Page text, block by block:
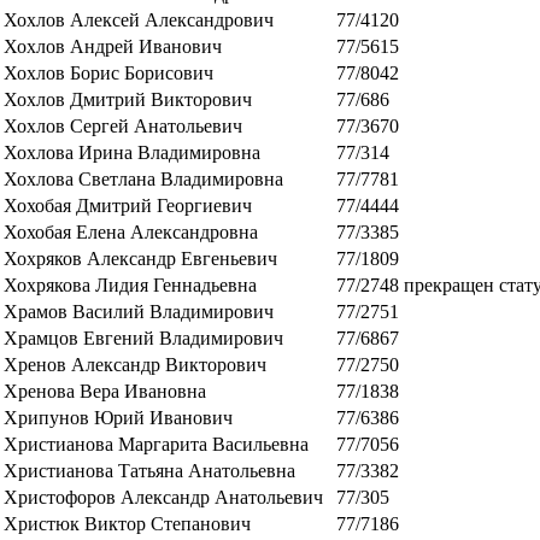
Хохлов Алексей Александрович
77/4120
Хохлов Андрей Иванович
77/5615
Хохлов Борис Борисович
77/8042
Хохлов Дмитрий Викторович
77/686
Хохлов Сергей Анатольевич
77/3670
Хохлова Ирина Владимировна
77/314
Хохлова Светлана Владимировна
77/7781
Хохобая Дмитрий Георгиевич
77/4444
Хохобая Елена Александровна
77/3385
Хохряков Александр Евгеньевич
77/1809
Хохрякова Лидия Геннадьевна
77/2748 прекращен
Храмов Василий Владимирович
77/2751
Храмцов Евгений Владимирович
77/6867
Хренов Александр Викторович
77/2750
Хренова Вера Ивановна
77/1838
Хрипунов Юрий Иванович
77/6386
Христианова Маргарита Васильевна
77/7056
Христианова Татьяна Анатольевна
77/3382
Христофоров Александр Анатольевич
77/305
Христюк Виктор Степанович
77/7186